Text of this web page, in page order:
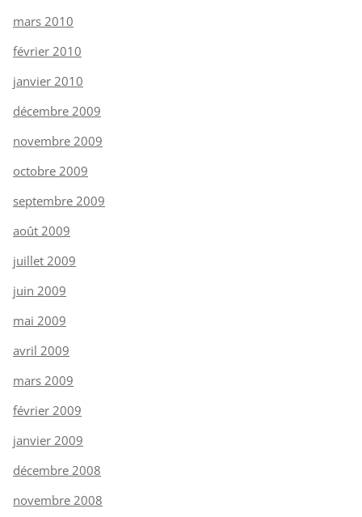
mars 2010
février 2010
janvier 2010
décembre 2009
novembre 2009
octobre 2009
septembre 2009
août 2009
juillet 2009
juin 2009
mai 2009
avril 2009
mars 2009
février 2009
janvier 2009
décembre 2008
novembre 2008